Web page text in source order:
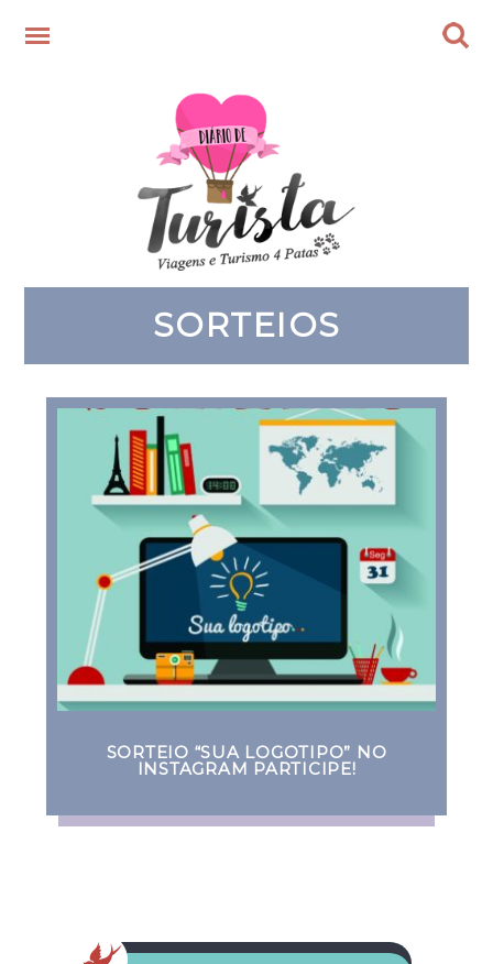
SORTEIOS
SORTEIO “SUA LOGOTIPO” NO
INSTAGRAM PARTICIPE!